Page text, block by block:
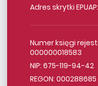
Adres skrytki
Numer księgi
000000018583
NIP: 675-119-94-42
REGON: 000288685